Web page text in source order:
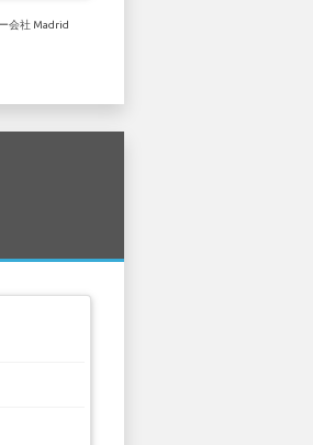
会社 Madrid